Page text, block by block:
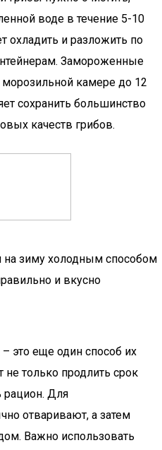
воде в течение 5-10
охладить и разложить по
Замороженные
камере до 12
сохранить большинство
качеств грибов.
на зиму холодным способом
и вкусно
это еще один способ их
не только продлить срок
рацион. Для
отваривают, а затем
Важно использовать